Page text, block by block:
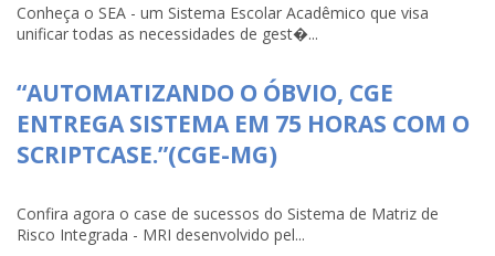
Conheça o SEA - um Sistema Escolar Acadêmico que visa
unificar todas as necessidades de gest�...
“AUTOMATIZANDO O ÓBVIO, CGE
ENTREGA SISTEMA EM 75 HORAS COM O
SCRIPTCASE.”(CGE-MG)
Confira agora o case de sucessos do Sistema de Matriz de
Risco Integrada - MRI desenvolvido pel...